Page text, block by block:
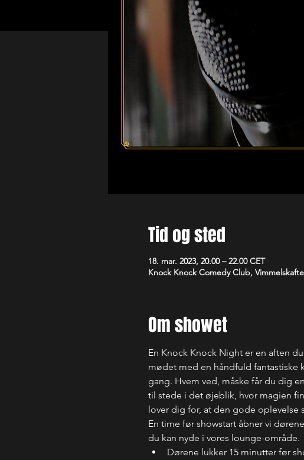
Tid og sted
18. mar. 2023, 20.00 – 22.00 CET
Knock Knock Comedy Club,
Om showet
En Knock Knock Night er en aften
mødet med en håndfuld fantastiske
gang. Hvem ved, måske får du dig
til stede i det øjeblik, hvor magien
lover dig for, at den gode oplevelse
En time før showstart åbner vi
du kan nyde i vores lounge-område.
Dørene lukker 15 minutter før